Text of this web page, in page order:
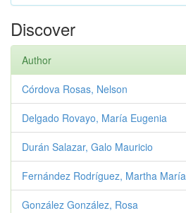
Discover
Author
Córdova Rosas, Nelson
Delgado Rovayo, María Eugenia
Durán Salazar, Galo Mauricio
Fernández Rodríguez, Martha María
González González, Rosa